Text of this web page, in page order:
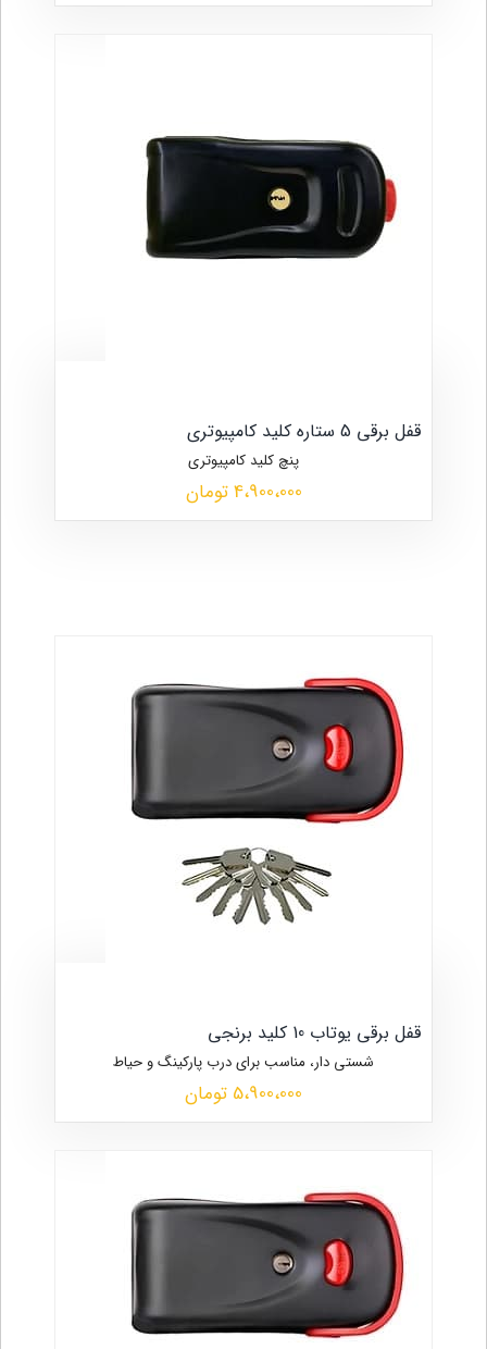
قفل برقی 5 ستاره کلید کامپیوتری
پنچ کلید کامپیوتری
4،900،000 تومان
قفل برقی یوتاب 10 کلید برنجی
شستی دار، مناسب برای درب پارکینگ و حیاط
5،900،000 تومان